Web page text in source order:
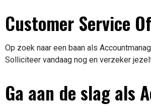
Customer Service
Op zoek naar een baan als
Solliciteer vandaag nog en verzeker
Ga aan de slag als